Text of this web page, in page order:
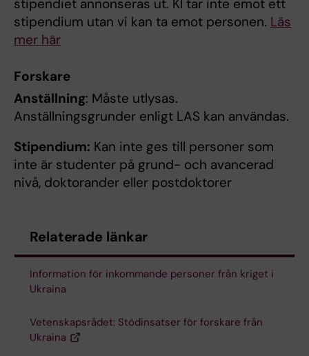
stipendiet annonseras ut. KI tar inte emot ett
stipendium utan vi kan ta emot personen. Läs
mer här
Forskare
Anställning: Måste utlysas.
Anställningsgrunder enligt LAS kan användas.
Stipendium: Kan inte ges till personer som
inte är studenter på grund- och avancerad
nivå, doktorander eller postdoktorer
Relaterade länkar
Information för inkommande personer från kriget i
Ukraina
Vetenskapsrådet: Stödinsatser för forskare från
Ukraina